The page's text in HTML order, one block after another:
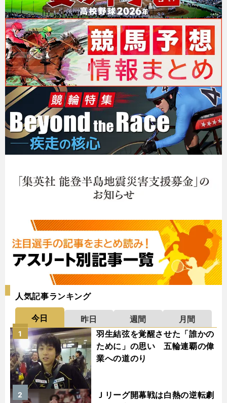
人気記事ランキング
今日 昨日 週間
月間
羽生結弦を覚醒させた「誰かの
ために」の思い 五輪連覇の偉
業への道のり
1
Ｊリーグ開幕戦は白熱の逆転劇
2